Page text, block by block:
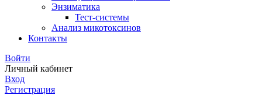
Энзиматика
Тест-системы
Анализ микотоксинов
Контакты
Войти
Личный кабинет
Вход
Регистрация